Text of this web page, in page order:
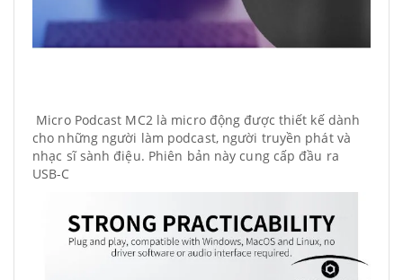
Micro Podcast MC2 là micro động được thiết kế dành
cho những người làm podcast, người truyền phát và
nhạc sĩ sành điệu. Phiên bản này cung cấp đầu ra
USB-C